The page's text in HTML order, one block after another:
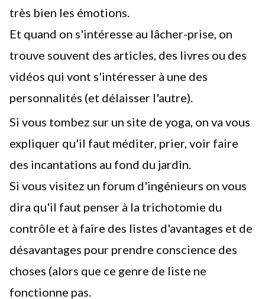
très bien les émotions.
Et quand on s'intéresse au lâcher-prise, on
trouve souvent des articles, des livres ou des
vidéos qui vont s'intéresser à une des
personnalités (et délaisser l'autre).
Si vous tombez sur un site de yoga, on va vous
expliquer qu'il faut méditer, prier, voir faire
des incantations au fond du jardin.
Si vous visitez un forum d'ingénieurs on vous
dira qu'il faut penser à la trichotomie du
contrôle et à faire des listes d'avantages et de
désavantages pour prendre conscience des
choses (alors que ce genre de liste ne
fonctionne pas.